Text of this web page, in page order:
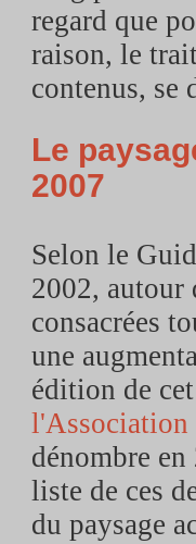
regard que
raison, le
contenus, se
Le
2007
Selon le
2002, autour
consacrées
une
édition de
l'Association
dénombre
liste de ces
du paysage